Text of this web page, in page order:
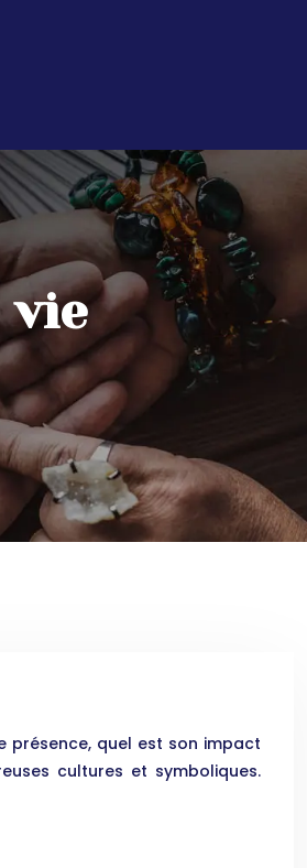
vie
présence, quel est son impact
cultures et symboliques.